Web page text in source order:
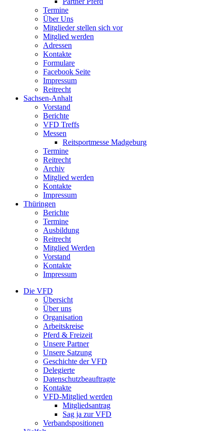
Termine
Über Uns
Mitglieder stellen sich vor
Mitglied werden
Adressen
Kontakte
Formulare
Facebook Seite
Impressum
Reitrecht
Sachsen-Anhalt
Vorstand
Berichte
VFD Treffs
Messen
Reitsportmesse Madgeburg
Termine
Reitrecht
Archiv
Mitglied werden
Kontakte
Impressum
Thüringen
Berichte
Termine
Ausbildung
Reitrecht
Mitglied Werden
Vorstand
Kontakte
Impressum
Die VFD
Übersicht
Über uns
Organisation
Arbeitskreise
Pferd & Freizeit
Unsere Partner
Unsere Satzung
Geschichte der VFD
Delegierte
Datenschutzbeauftragte
Kontakte
VFD-Mitglied werden
Mitgliedsantrag
Sag ja zur VFD
Verbandspositionen